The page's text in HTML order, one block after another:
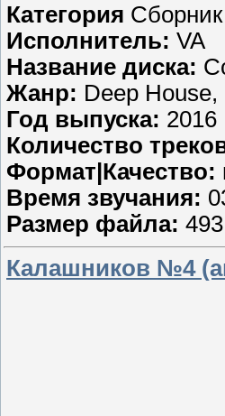
Категория Сборник
Исполнитель: VA
Название диска:
Жанр: Deep
Год выпуска: 2016
Количество
Формат|Качество:
Время звучания:
Размер файла:
Калашников №4